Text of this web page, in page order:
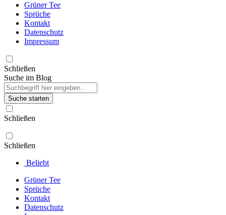
Grüner Tee
Sprüche
Kontakt
Datenschutz
Impressum
Schließen
Suche im Blog
Suche starten
Schließen
Schließen
Beliebt
Grüner Tee
Sprüche
Kontakt
Datenschutz